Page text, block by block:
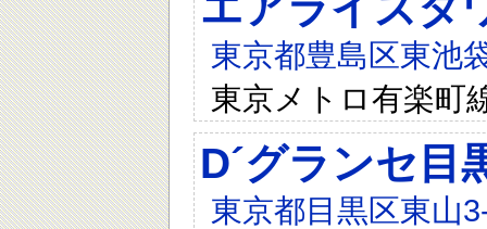
東京都豊島区東池
東京メトロ有楽町
D´グランセ目
東京都目黒区東山